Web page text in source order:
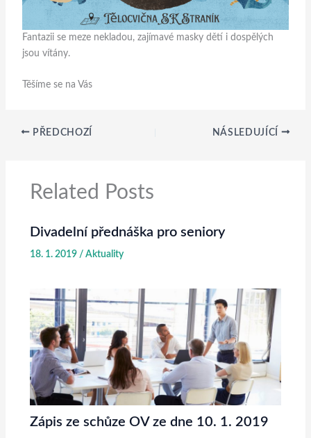
Fantazii se meze nekladou, zajímavé masky dětí i dospělých
jsou vítány.
Těšíme se na Vás
PŘEDCHOZÍ NÁSLEDUJÍCÍ
Related Posts
Divadelní přednáška pro seniory
18. 1. 2019 / Aktuality
Zápis ze schůze OV ze dne 10. 1. 2019